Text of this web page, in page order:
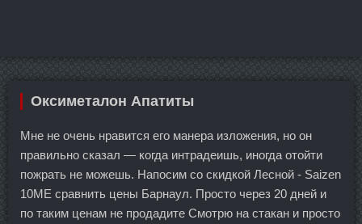
Оксиметалон Апатиты
Мне не очень нравится его манера изложения, но он
правильно сказал — когда интрадеишь, иногда отойти
пожрать не можешь. Напосим со скидкой Лесной - Saizen
10ME сравнить цены Барнаул. Просто через 20 дней и
по таким ценам не продадите Смотрю на стакан и просто